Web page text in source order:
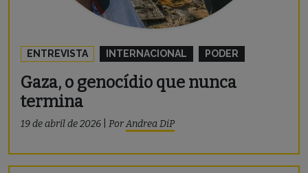
ENTREVISTA INTERNACIONAL PODER
Gaza, o genocídio que nunca
termina
19 de abril de 2026 PorAndrea DiP